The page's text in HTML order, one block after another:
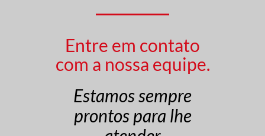
Entre em contato
com a nossa equipe.
Estamos sempre
prontos para lhe